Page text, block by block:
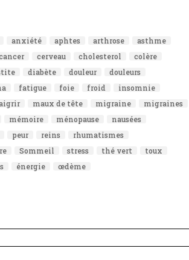
anxiété aphtes arthrose
asthme
cerveau cholesterol
colère
diabète douleur
douleurs
fatigue foie froid
insomnie
maux de tête migraine
migraines
mémoire ménopause
nausées
peur reins
rhumatismes
Sommeil stress thé vert
toux
énergie œdème